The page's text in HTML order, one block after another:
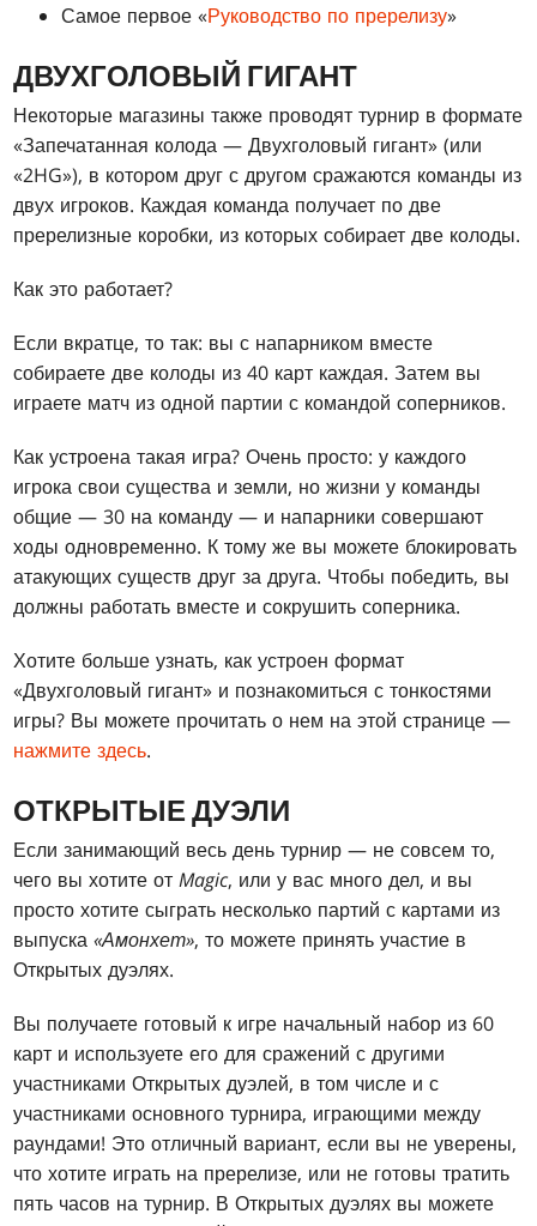
Самое первое «Руководство по пререлизу»
ДВУХГОЛОВЫЙ ГИГАНТ
Некоторые магазины также проводят турнир в формате
«Запечатанная колода — Двухголовый гигант» (или
«2HG»), в котором друг с другом сражаются команды из
двух игроков. Каждая команда получает по две
пререлизные коробки, из которых собирает две колоды.
Как это работает?
Если вкратце, то так: вы с напарником вместе
собираете две колоды из 40 карт каждая. Затем вы
играете матч из одной партии с командой соперников.
Как устроена такая игра? Очень просто: у каждого
игрока свои существа и земли, но жизни у команды
общие — 30 на команду — и напарники совершают
ходы одновременно. К тому же вы можете блокировать
атакующих существ друг за друга. Чтобы победить, вы
должны работать вместе и сокрушить соперника.
Хотите больше узнать, как устроен формат
«Двухголовый гигант» и познакомиться с тонкостями
игры? Вы можете прочитать о нем на этой странице —
нажмите здесь.
ОТКРЫТЫЕ ДУЭЛИ
Если занимающий весь день турнир — не совсем то,
чего вы хотите отMagic, или у вас много дел, и вы
просто хотите сыграть несколько партий с картами из
выпуска«Амонхет», то можете принять участие в
Открытых дуэлях.
Вы получаете готовый к игре начальный набор из 60
карт и используете его для сражений с другими
участниками Открытых дуэлей, в том числе и с
участниками основного турнира, играющими между
раундами! Это отличный вариант, если вы не уверены,
что хотите играть на пререлизе, или не готовы тратить
пять часов на турнир. В Открытых дуэлях вы можете